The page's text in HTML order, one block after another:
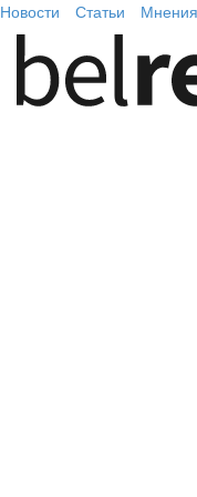
Новости Статьи Мнения